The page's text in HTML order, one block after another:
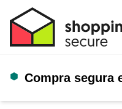
Compra segura